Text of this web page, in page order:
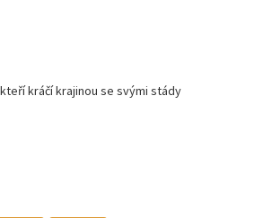
kráčí krajinou se svými stády